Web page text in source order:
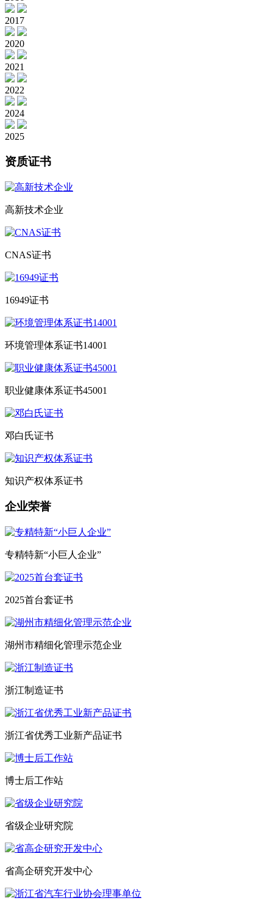
2017
2020
2021
2022
2024
2025
资质证书
高新技术企业
CNAS证书
16949证书
环境管理体系证书14001
职业健康体系证书45001
邓白氏证书
知识产权体系证书
企业荣誉
专精特新“小巨人企业”
2025首台套证书
湖州市精细化管理示范企业
浙江制造证书
浙江省优秀工业新产品证书
博士后工作站
省级企业研究院
省高企研究开发中心